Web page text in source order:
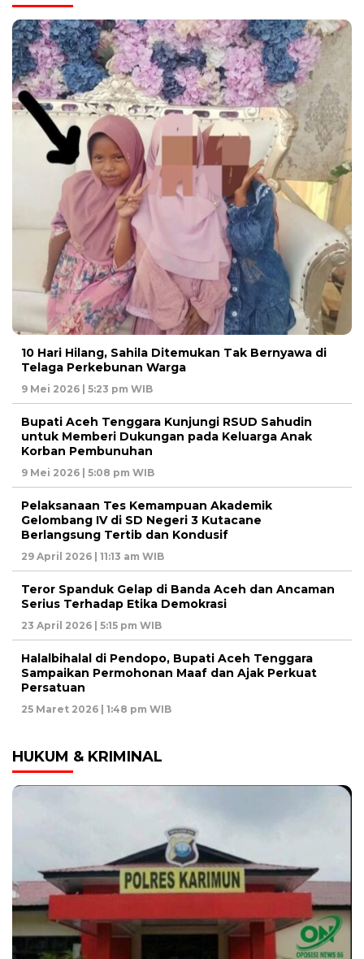
10 Hari Hilang, Sahila Ditemukan Tak Bernyawa di
Telaga Perkebunan Warga
9 Mei 2026 | 5:23 pm WIB
Bupati Aceh Tenggara Kunjungi RSUD Sahudin
untuk Memberi Dukungan pada Keluarga Anak
Korban Pembunuhan
9 Mei 2026 | 5:08 pm WIB
Pelaksanaan Tes Kemampuan Akademik
Gelombang IV di SD Negeri 3 Kutacane
Berlangsung Tertib dan Kondusif
29 April 2026 | 11:13 am WIB
Teror Spanduk Gelap di Banda Aceh dan Ancaman
Serius Terhadap Etika Demokrasi
23 April 2026 | 5:15 pm WIB
Halalbihalal di Pendopo, Bupati Aceh Tenggara
Sampaikan Permohonan Maaf dan Ajak Perkuat
Persatuan
25 Maret 2026 | 1:48 pm WIB
HUKUM & KRIMINAL